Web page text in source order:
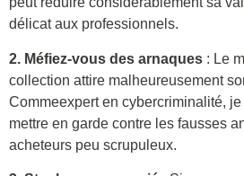
délicat aux professionnels.
2. Méfiez-vous des arnaques : Le
collection attire malheureusement
Commeexpert en cybercriminalité,
mettre en garde contre les fausses
acheteurs peu scrupuleux.